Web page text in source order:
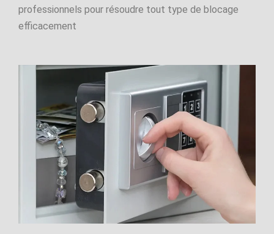
professionnels pour résoudre tout type de blocage
efficacement